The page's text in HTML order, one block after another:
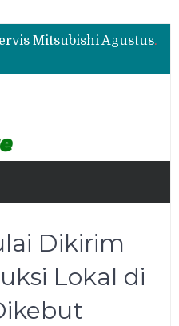
Promo Servis Mitsubishi Agustus 2026, Ada Diskon ESP dan Bodi & Cat Kilau Merdeka
Suzuki XL7 Terbaru Jadi Favorit Test Drive di GIIAS 2026, Ini Fitur yang Paling Dipuji
Dikirim
Lokal di